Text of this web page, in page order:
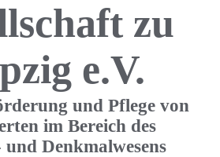
zu
e.V.
und Pflege von
im Bereich des
Denkmalwesens